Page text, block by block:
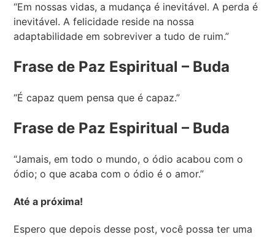
“Em nossas vidas, a mudança é inevitável. A perda é
inevitável. A felicidade reside na nossa
adaptabilidade em sobreviver a tudo de ruim.”
Frase de Paz Espiritual – Buda
“É capaz quem pensa que é capaz.”
Frase de Paz Espiritual – Buda
“Jamais, em todo o mundo, o ódio acabou com o
ódio; o que acaba com o ódio é o amor.”
Até a próxima!
Espero que depois desse post, você possa ter uma